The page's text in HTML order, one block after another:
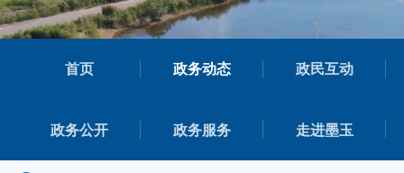
首页 政务动态 政民互动
政务公开 政务服务 走进墨玉